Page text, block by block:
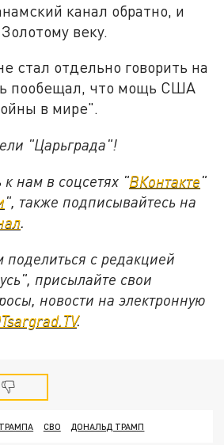
канал обратно, и
веку.
стал отдельно говорить на
пообещал, что мощь США
в мире".
"Царьграда"!
нам в соцсетях "ВКонтакте"
", также подписывайтесь на
.
поделиться с редакцией
присылайте свои
новости на электронную
.
СВО ДОНАЛЬД ТРАМП